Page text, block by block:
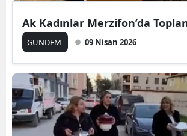
Ak Kadınlar Merzifon’da
GÜNDEM 09 Nisan 2026